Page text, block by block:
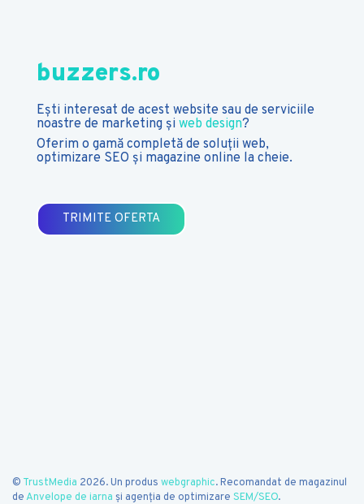
buzzers.ro
Ești interesat de acest website sau de serviciile
noastre de marketing și web design?
Oferim o gamă completă de soluții web,
optimizare SEO și magazine online la cheie.
TRIMITE OFERTA
© TrustMedia 2026. Un produs webgraphic. Recomandat de magazinul
deAnvelope de iarna și agenția de optimizare SEM/SEO.